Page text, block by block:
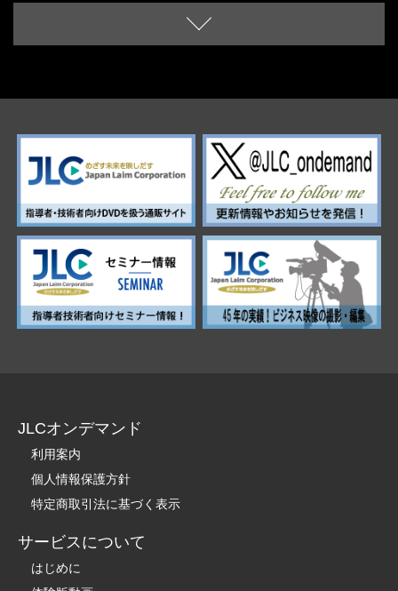
JLCオンデマンド
利用案内
個人情報保護方針
特定商取引法に基づく表示
サービスについて
はじめに